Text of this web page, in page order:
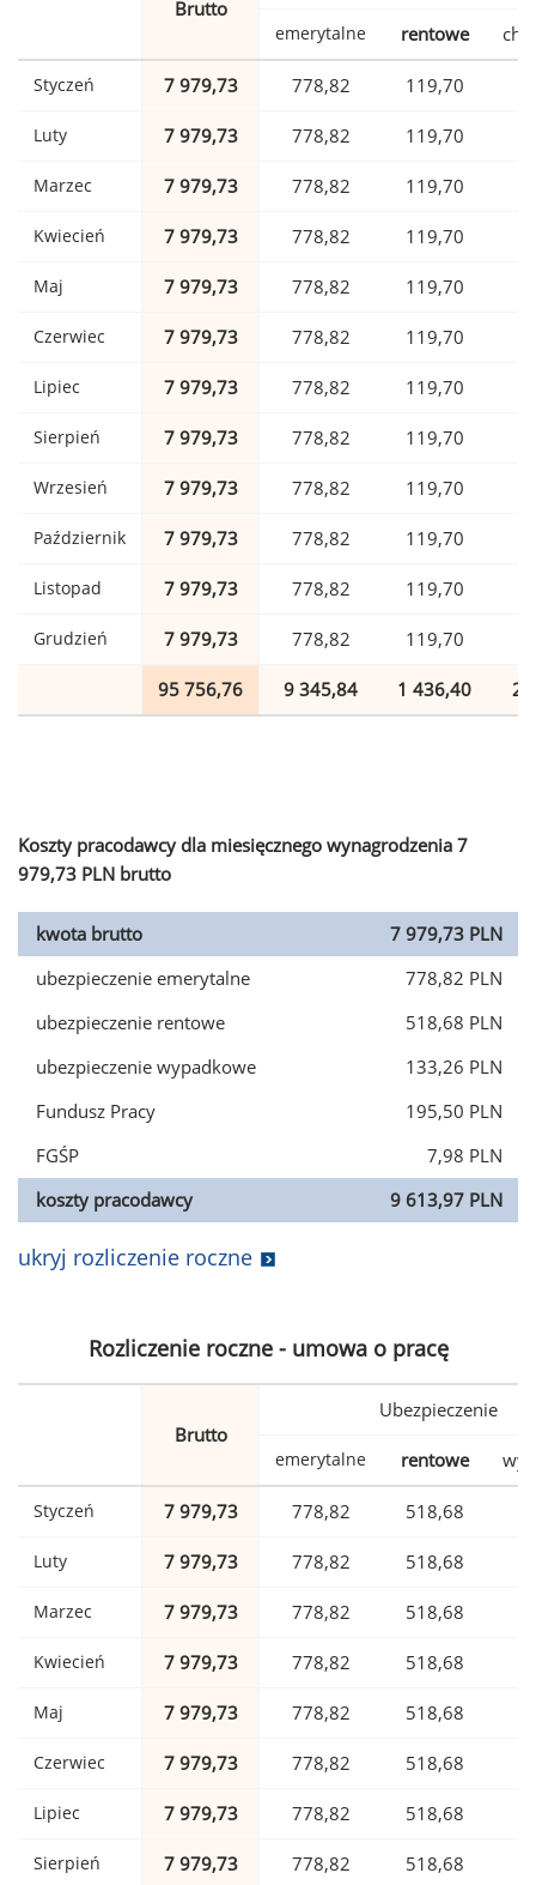
Brutto
emerytalne rentowe
Styczeń 7 979,73 778,82 119,70
Luty 7 979,73 778,82 119,70
Marzec 7 979,73 778,82 119,70
Kwiecień 7 979,73 778,82 119,70
Maj 7 979,73 778,82 119,70
Czerwiec 7 979,73 778,82 119,70
Lipiec 7 979,73 778,82 119,70
Sierpień 7 979,73 778,82 119,70
Wrzesień 7 979,73 778,82 119,70
Październik 7 979,73 778,82 119,70
Listopad 7 979,73 778,82 119,70
Grudzień 7 979,73 778,82 119,70
95 756,76 9 345,84 1 436,40 2
Koszty pracodawcy dla miesięcznego wynagrodzenia 7
979,73 PLN brutto
kwota brutto
7 979,73 PLN
ubezpieczenie emerytalne
778,82 PLN
ubezpieczenie rentowe
518,68 PLN
ubezpieczenie wypadkowe
133,26 PLN
Fundusz Pracy
195,50 PLN
FGŚP
7,98 PLN
koszty pracodawcy
9 613,97 PLN
ukryj rozliczenie roczne
Rozliczenie roczne - umowa o pracę
Brutto
Ubezpieczenie
emerytalne rentowe
Styczeń 7 979,73 778,82 518,68
Luty 7 979,73 778,82 518,68
Marzec 7 979,73 778,82 518,68
Kwiecień 7 979,73 778,82 518,68
Maj 7 979,73 778,82 518,68
Czerwiec 7 979,73 778,82 518,68
Lipiec 7 979,73 778,82 518,68
Sierpień 7 979,73 778,82 518,68